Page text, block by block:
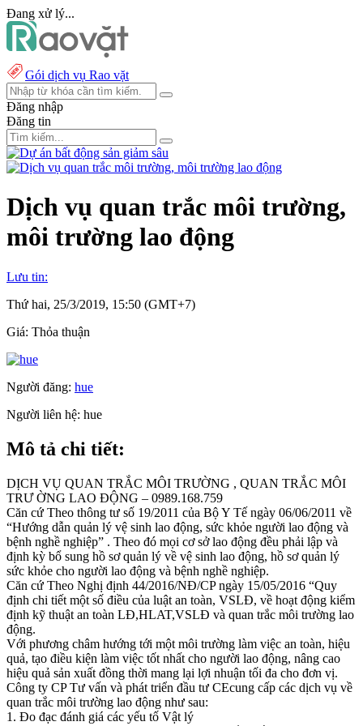
Đang xử lý...
Gói dịch vụ Rao vặt
Đăng nhập
Đăng tin
Dịch vụ quan trắc môi trường,
môi trường lao động
Lưu tin:
Thứ hai, 25/3/2019, 15:50 (GMT+7)
Giá: Thỏa thuận
Người đăng: hue
Người liên hệ: hue
Mô tả chi tiết:
DỊCH VỤ QUAN TRẮC MÔI TRƯỜNG , QUAN TRẮC MÔI
TRƯ ỜNG LAO ĐỘNG – 0989.168.759
Căn cứ Theo thông tư số 19/2011 của Bộ Y Tế ngày 06/06/2011 về
“Hướng dẫn quản lý vệ sinh lao động, sức khỏe người lao động và
bệnh nghề nghiệp” . Theo đó mọi cơ sở lao động đều phải lập và
định kỳ bổ sung hồ sơ quản lý về vệ sinh lao động, hồ sơ quản lý
sức khỏe cho người lao động và bệnh nghề nghiệp.
Căn cứ Theo Nghị định 44/2016/NĐ/CP ngày 15/05/2016 “Quy
định chi tiết một số điều của luật an toàn, VSLĐ, về hoạt động kiểm
định kỹ thuật an toàn LĐ,HLAT,VSLĐ và quan trắc môi trường lao
động.
Với phương châm hướng tới một môi trường làm việc an toàn, hiệu
quả, tạo điều kiện làm việc tốt nhất cho người lao động, nâng cao
hiệu quả sản xuất đồng thời mang lại lợi nhuận tối đa cho đơn vị.
Công ty CP Tư vấn và phát triển đầu tư CEcung cấp các dịch vụ về
quan trắc môi trường lao động như sau:
1. Đo đạc đánh giá các yếu tố Vật lý